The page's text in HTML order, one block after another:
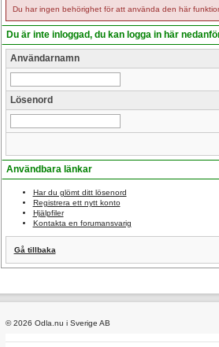
Du har ingen behörighet för att använda den här
Du är inte inloggad, du kan logga in här
Användarnamn
Lösenord
Användbara länkar
Har du glömt ditt lösenord
Registrera ett nytt konto
Hjälpfiler
Kontakta en forumansvarig
Gå tillbaka
© 2026 Odla.nu i Sverige AB